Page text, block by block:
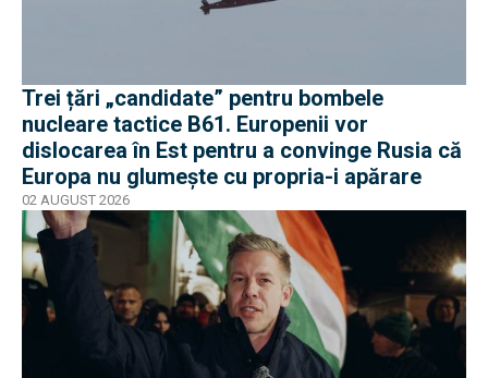
Trei țări „candidate” pentru bombele
nucleare tactice B61. Europenii vor
dislocarea în Est pentru a convinge Rusia că
Europa nu glumește cu propria-i apărare
02 AUGUST 2026